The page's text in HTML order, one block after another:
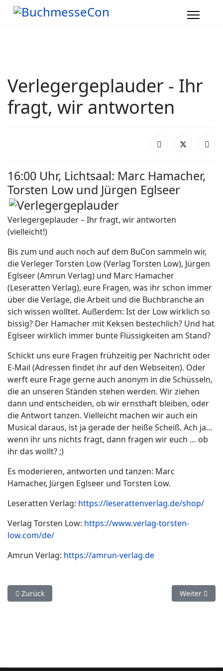
Verlegergeplauder - Ihr
fragt, wir antworten
16:00 Uhr, Lichtsaal: Marc Hamacher,
Torsten Low und Jürgen Eglseer
Verlegergeplauder – Ihr fragt, wir antworten
(vielleicht!)
Bis zum und auch noch auf dem BuCon sammeln wir,
die Verleger Torsten Low (Verlag Torsten Low), Jürgen
Eglseer (Amrun Verlag) und Marc Hamacher
(Leseratten Verlag), eure Fragen, was ihr schon immer
über die Verlage, die Arbeit und die Buchbranche an
sich wissen wolltet. Außerdem: Ist der Low wirklich so
bissig? Der Hamacher mit Keksen bestechlich? Und hat
Eglseer wirklich immer bunte Flüssigkeiten am Stand?
Schickt uns eure Fragen frühzeitig per Nachricht oder
E-Mail (Adressen findet ihr auf den Webseiten). Oder
werft eure Frage gerne auch anonym in die Schüsseln,
die an unseren Ständen stehen werden. Wir ziehen
dann und entscheiden, ob wir ernsthaft bleiben, oder
die Antwort tanzen. Vielleicht machen wir auch ein
Musical daraus, ist ja gerade der heiße Scheiß. Ach ja…
wenn ihr uns nichts fragt, dann fragen wir euch … ob
ihr das wollt? ;)
Es moderieren, antworten und tanzen: Marc
Hamacher, Jürgen Eglseer und Torsten Low.
Leseratten Verlag: https://leserattenverlag.de/shop/
Verlag Torsten Low: https://www.verlag-torsten-
low.com/de/
Amrun Verlag: https://amrun-verlag.de
Vorheriger Beitrag: Schattenelfen
Zurück Nächster
Weiter